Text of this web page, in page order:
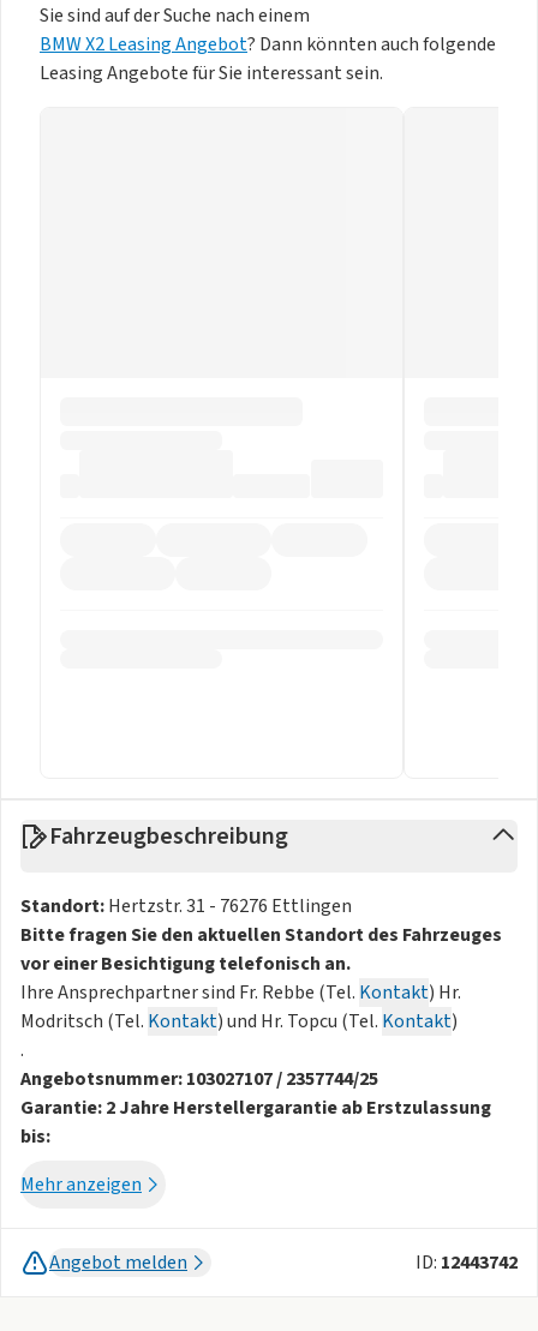
Sie sind auf der Suche nach einem
BMW X2 Leasing Angebot? Dann könnten auch folgende
Leasing Angebote für Sie interessant sein.
Fahrzeugbeschreibung
Standort:Hertzstr. 31 - 76276 Ettlingen
Bitte fragen Sie den aktuellen Standort des Fahrzeuges
vor einer Besichtigung telefonisch an.
Ihre Ansprechpartner sind Fr. Rebbe (Tel. Kontakt) Hr.
Modritsch (Tel. Kontakt) und Hr. Topcu (Tel. Kontakt)
.
Angebotsnummer: 103027107 / 2357744/25
Garantie: 2 Jahre Herstellergarantie ab Erstzulassung
bis:
Maximale Geschwindigkeit lt. Hersteller: 213 km/h
Maximale Systemleistung lt. Hersteller: 125 kW
Mehr anzeigen
Angebot melden ID: 12443742